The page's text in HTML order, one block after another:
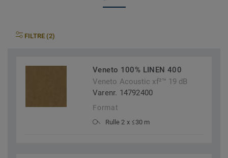
FILTRE (2)
Veneto 100% LINEN 400
Veneto Acoustic xf²™ 19 dB
Varenr. 14792400
Format
Rulle 2 x ≤30 m